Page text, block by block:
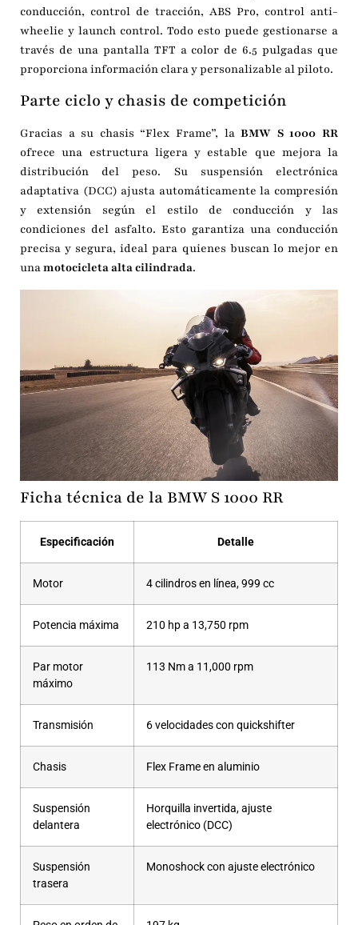
conducción, control de tracción, ABS Pro, control anti-
wheelie y launch control. Todo esto puede gestionarse a
través de una pantalla TFT a color de 6.5 pulgadas que
proporciona información clara y personalizable al piloto.
Parte ciclo y chasis de competición
Gracias a su chasis “Flex Frame”, laBMW S 1000 RR
ofrece una estructura ligera y estable que mejora la
distribución del peso. Su suspensión electrónica
adaptativa (DCC) ajusta automáticamente la compresión
y extensión según el estilo de conducción y las
condiciones del asfalto. Esto garantiza una conducción
precisa y segura, ideal para quienes buscan lo mejor en
unamotocicleta alta cilindrada.
Ficha técnica de la BMW S 1000 RR
Especificación Detalle
Motor 4 cilindros en línea, 999 cc
Potencia máxima 210 hp a 13,750 rpm
Par motor
máximo
113 Nm a 11,000 rpm
Transmisión 6 velocidades con quickshifter
Chasis Flex Frame en aluminio
Suspensión
delantera
Horquilla invertida, ajuste
electrónico (DCC)
Suspensión
trasera
Monoshock con ajuste electrónico